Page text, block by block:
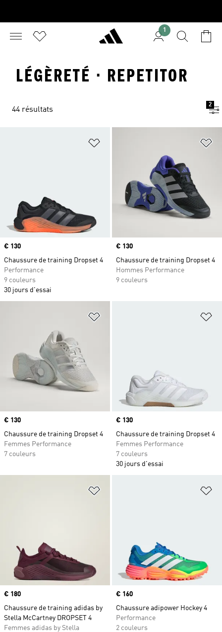
1
LÉGÈRETÉ · REPETITOR
44 résultats
2
Ajouter à la Liste de produits
Prix
€ 130
Chaussure de training Dropset 4
Performance
9 couleurs
30 jours d'essai
Prix
€ 130
Chaussure de training Dropset 4
Hommes Performance
9 couleurs
Ajouter à la Liste de produits
Prix
€ 130
Chaussure de training Dropset 4
Femmes Performance
7 couleurs
Prix
€ 130
Chaussure de training Dropset 4
Femmes Performance
7 couleurs
30 jours d'essai
Ajouter à la Liste de produits
Prix
€ 180
Chaussure de training adidas by
Stella McCartney DROPSET 4
Femmes adidas by Stella
Prix
€ 160
Chaussure adipower Hockey 4
Performance
2 couleurs